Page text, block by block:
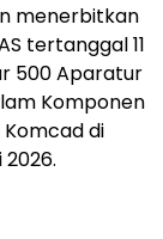
menerbitkan
tertanggal 11
500 Aparatur
Komponen
di